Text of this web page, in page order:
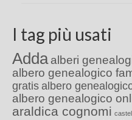
I tag più usati
Adda alberi
albero genealogico
gratis albero
albero genealogico
araldica cognomi